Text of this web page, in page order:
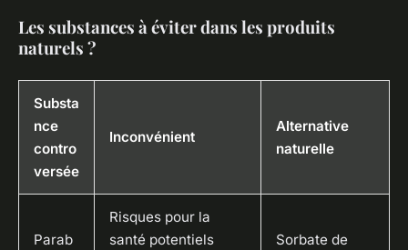
Les substances à éviter dans les produits
naturels ?
Substa
nce
contro
versée
Inconvénient
Alternative
naturelle
Parab
Risques pour la
santé potentiels
Sorbate de